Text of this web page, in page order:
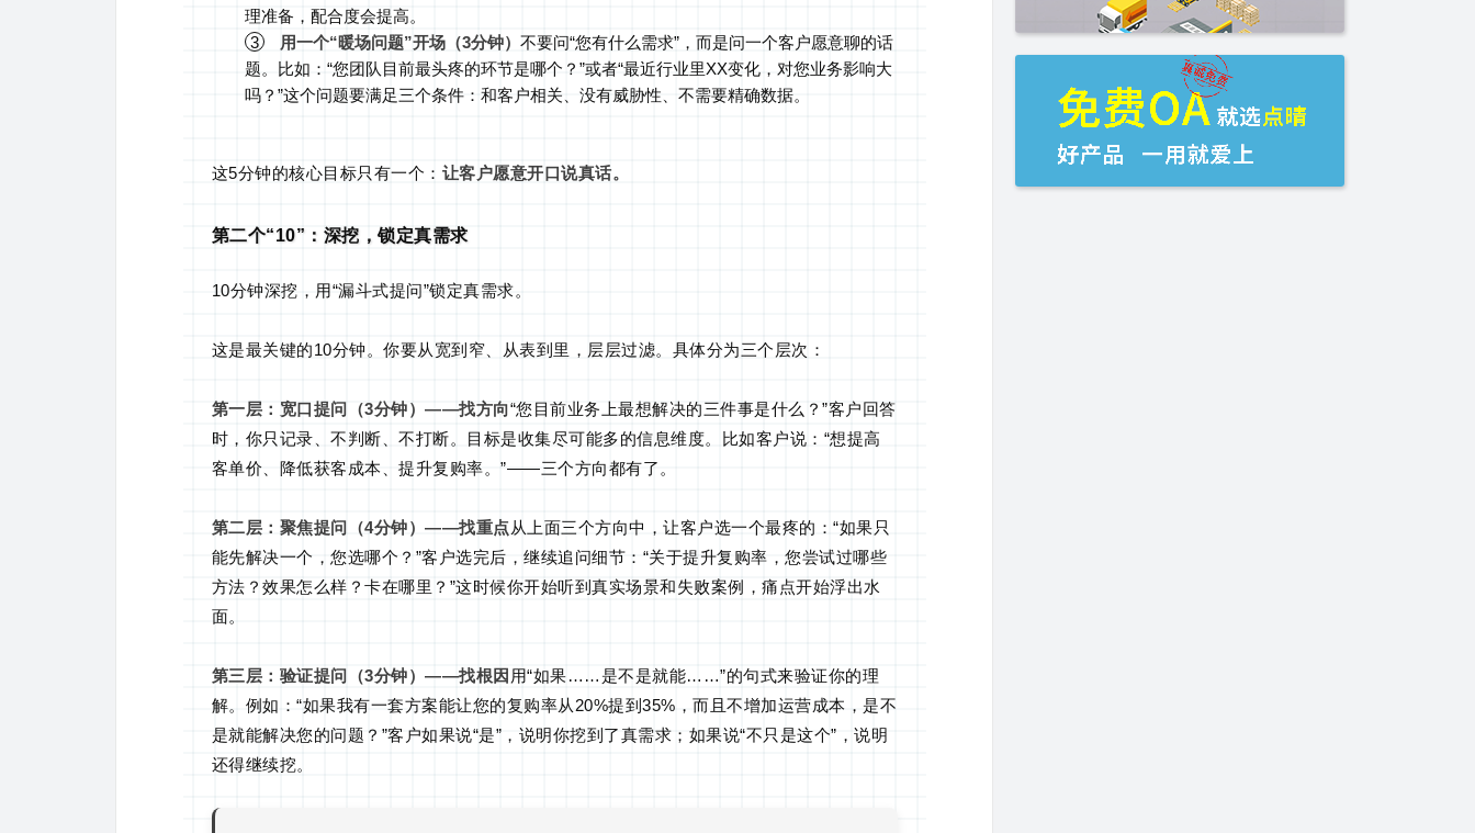
理准备，配合度会提高。
3
用一个“暖场问题”开场（3分钟） 不要问“您有什么需求”，而是问一个客户愿意聊的话
题。比如：“您团队目前最头疼的环节是哪个？”或者“最近行业里XX变化，对您业务影响大
吗？”这个问题要满足三个条件：和客户相关、没有威胁性、不需要精确数据。
这5分钟的核心目标只有一个： 让客户愿意开口说真话。
第二个“10”：深挖，锁定真需求
10分钟深挖，用“漏斗式提问”锁定真需求。
这是最关键的10分钟。你要从宽到窄、从表到里，层层过滤。具体分为三个层次：
第一层：宽口提问（3分钟）——找方向“您目前业务上最想解决的三件事是什么？”客户回答
时，你只记录、不判断、不打断。目标是收集尽可能多的信息维度。比如客户说：“想提高
客单价、降低获客成本、提升复购率。”——三个方向都有了。
第二层：聚焦提问（4分钟）——找重点从上面三个方向中，让客户选一个最疼的：“如果只
能先解决一个，您选哪个？”客户选完后，继续追问细节：“关于提升复购率，您尝试过哪些
方法？效果怎么样？卡在哪里？”这时候你开始听到真实场景和失败案例，痛点开始浮出水
面。
第三层：验证提问（3分钟）——找根因 用“如果……是不是就能……”的句式来验证你的理
解。例如：“如果我有一套方案能让您的复购率从20%提到35%，而且不增加运营成本，是不
是就能解决您的问题？”客户如果说“是”，说明你挖到了真需求；如果说“不只是这个”，说明
还得继续挖。